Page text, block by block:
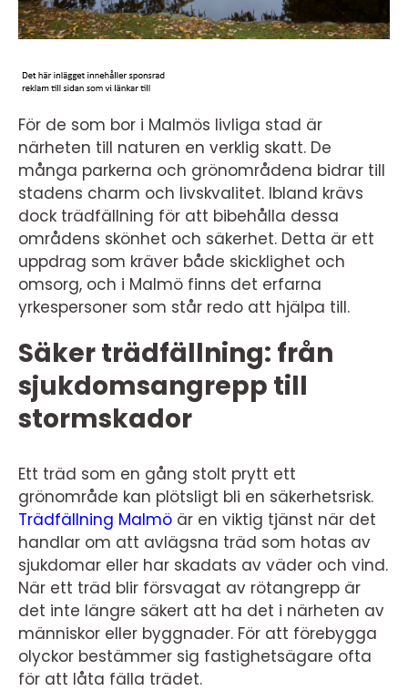
För de som bor i Malmös livliga stad är
närheten till naturen en verklig skatt. De
många parkerna och grönområdena bidrar till
stadens charm och livskvalitet. Ibland krävs
dock trädfällning för att bibehålla dessa
områdens skönhet och säkerhet. Detta är ett
uppdrag som kräver både skicklighet och
omsorg, och i Malmö finns det erfarna
yrkespersoner som står redo att hjälpa till.
Säker trädfällning: från
sjukdomsangrepp till
stormskador
Ett träd som en gång stolt prytt ett
grönområde kan plötsligt bli en säkerhetsrisk.
Trädfällning Malmö är en viktig tjänst när det
handlar om att avlägsna träd som hotas av
sjukdomar eller har skadats av väder och vind.
När ett träd blir försvagat av rötangrepp är
det inte längre säkert att ha det i närheten av
människor eller byggnader. För att förebygga
olyckor bestämmer sig fastighetsägare ofta
för att låta fälla trädet.